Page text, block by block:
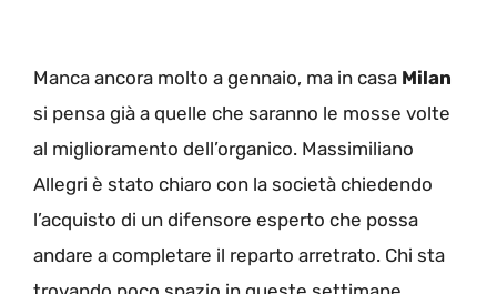
Manca ancora molto a gennaio, ma in casa Milan
si pensa già a quelle che saranno le mosse volte
al miglioramento dell’organico. Massimiliano
Allegri è stato chiaro con la società chiedendo
l’acquisto di un difensore esperto che possa
andare a completare il reparto arretrato. Chi sta